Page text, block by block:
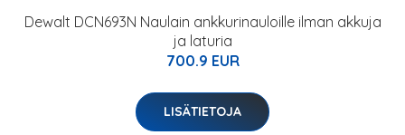
Dewalt DCN693N Naulain ankkurinauloille ilman akkuja
ja laturia
700.9 EUR
LISÄTIETOJA